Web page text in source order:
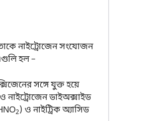
নাইট্রোজেন সংযোজন
হল –
সঙ্গে যুক্ত হয়ে
নাইট্রোজেন ডাইঅক্সাইড
2) ও নাইট্রিক অ্যাসিড